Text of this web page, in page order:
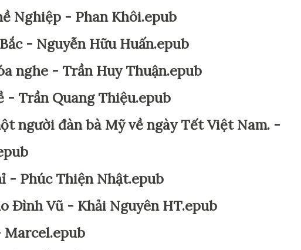
Nghiệp - Phan Khôi.epub
- Nguyễn Hữu Huấn.epub
nghe - Trần Huy Thuận.epub
- Trần Quang Thiệu.epub
người đàn bà Mỹ về ngày Tết Việt Nam. -
- Phúc Thiện Nhật.epub
Đình Vũ - Khải Nguyên HT.epub
Marcel.epub